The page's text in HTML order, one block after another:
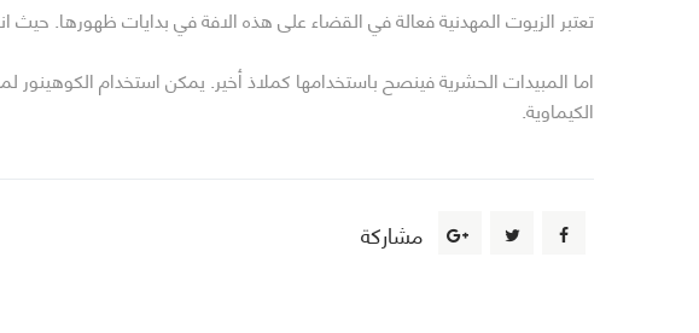
تعتبر الزيوت المهدنية فعالة في القضاء على هذه الافة في بدايات ظهورها. حيث
الكيماوية.
مشاركة